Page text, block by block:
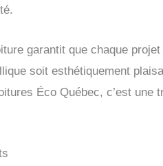
garantit que chaque
soit esthétiquement
Éco Québec, c’est une